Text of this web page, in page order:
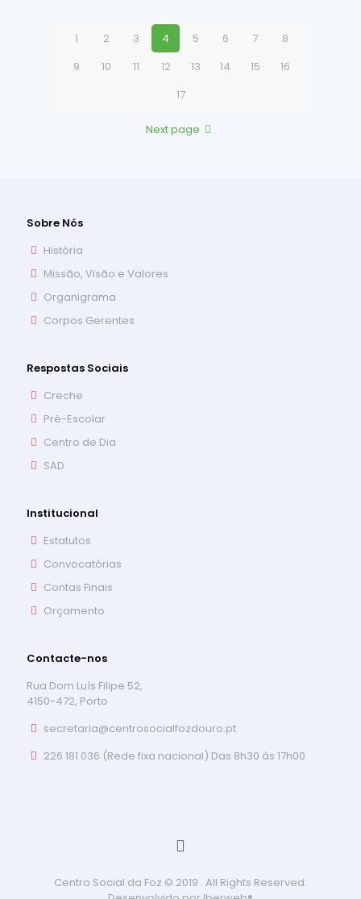
1 2 3 4 5 6 7
8
9
10 11 12 13 14 15
16
17
Next page
Sobre Nós
História
Missão, Visão e Valores
Organigrama
Corpos Gerentes
Respostas Sociais
Creche
Pré-Escolar
Centro de Dia
SAD
Institucional
Estatutos
Convocatórias
Contas Finais
Orçamento
Contacte-nos
Rua Dom Luís Filipe 52,
4150-472, Porto
secretaria@centrosocialfozdouro.pt
226 181 036 (Rede fixa nacional) Das 8h30 às 17h00
Centro Social da Foz © 2019 . All Rights Reserved.